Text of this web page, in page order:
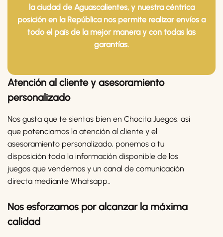
la ciudad de Aguascalientes, y nuestra céntrica
posición en la República nos permite realizar envíos a
todo el país de la mejor manera y con todas las
garantías.
Atención al cliente y asesoramiento
personalizado
Nos gusta que te sientas bien en Chocita Juegos, así
que potenciamos la atención al cliente y el
asesoramiento personalizado, ponemos a tu
disposición toda la información disponible de los
juegos que vendemos y un canal de comunicación
directa mediante Whatsapp..
Nos esforzamos por alcanzar la máxima
calidad